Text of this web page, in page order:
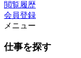
閲覧履歴
会員登録
メニュー
仕事を探す